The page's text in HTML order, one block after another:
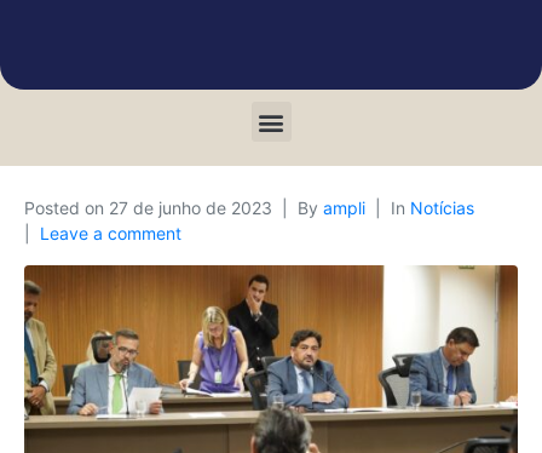
Posted on 27 de junho de 2023 By ampli In Notícias
Leave a comment